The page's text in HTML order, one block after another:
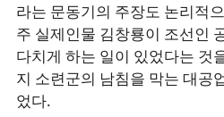
라는 문동기의 주장도 논리적
주 실제인물 김창룡이 조선인
다치게 하는 일이 있었다는 것
지 소련군의 남침을 막는 대공
었다.